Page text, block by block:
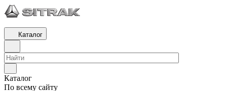
Каталог
Каталог
По всему сайту